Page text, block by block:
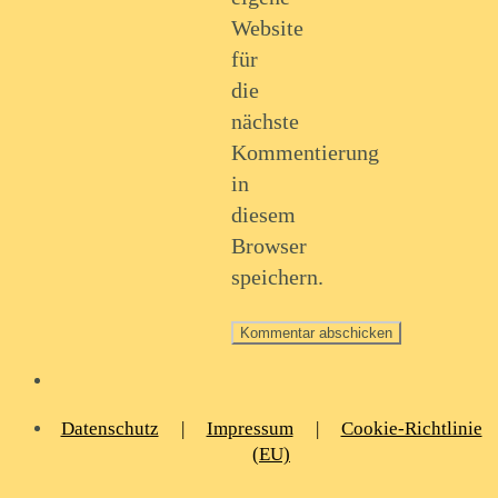
Website
für
die
nächste
Kommentierung
in
diesem
Browser
speichern.
Datenschutz Impressum| Cookie-Richtlinie
(EU)